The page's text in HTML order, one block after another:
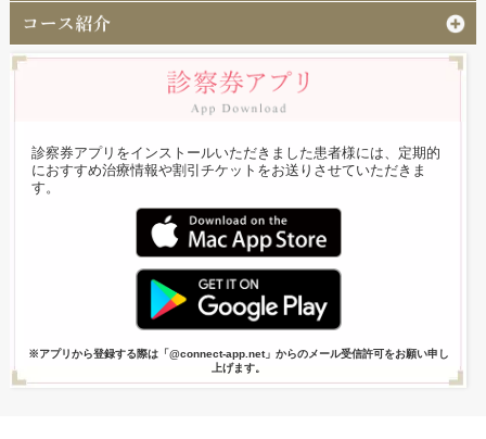
診察券アプリをインストールいただきました患者様には、定期的
におすすめ治療情報や割引チケットをお送りさせていただきま
す。
※アプリから登録する際は「@connect-app.net」からのメール受信許可をお願い申し
上げます。